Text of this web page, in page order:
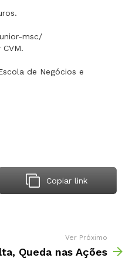
msc/
de Negócios e
Copiar link
Ver Próximo
Queda nas Ações